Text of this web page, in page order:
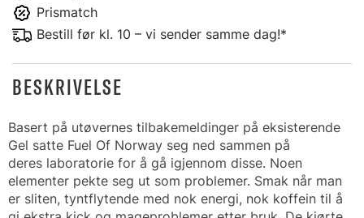
Prismatch
Bestill før kl. 10 – vi sender samme dag!*
BESKRIVELSE
Basert på utøvernes tilbakemeldinger på eksisterende
Gel satte Fuel Of Norway seg ned sammen på
deres laboratorie for å gå igjennom disse. Noen
elementer pekte seg ut som problemer. Smak når man
er sliten, tyntflytende med nok energi, nok koffein til å